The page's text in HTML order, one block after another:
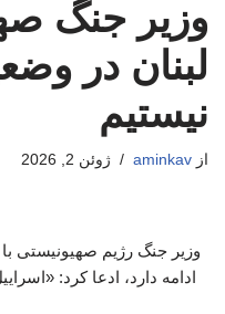
وزیر جنگ
لبنان در
نیستیم
از aminkav ژوئن 2, 2026
وزیر جنگ رژیم صهیونیستی با
ادامه دارد، ادعا کرد: